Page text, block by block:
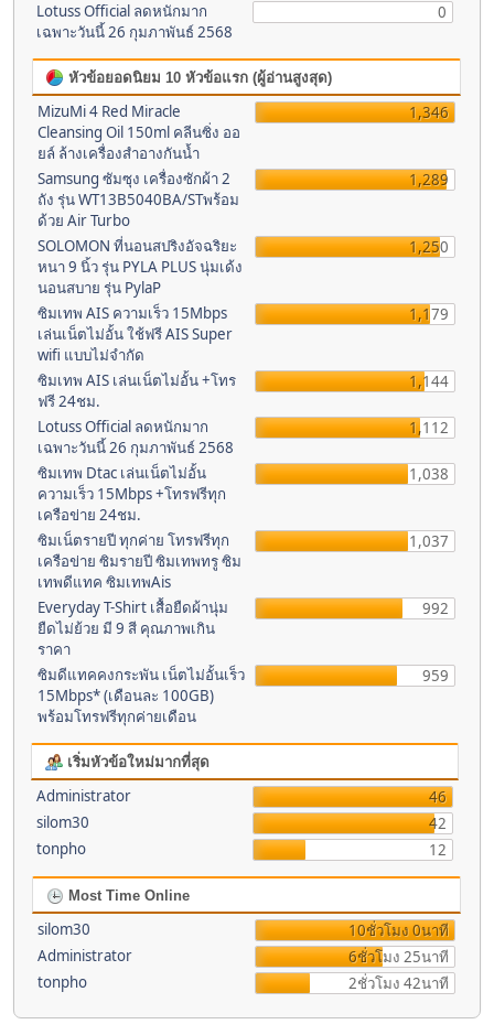
Lotuss Official ลดหนักมาก
เฉพาะวันนี้ 26 กุมภาพันธ์ 2568
0
หัวข้อยอดนิยม 10 หัวข้อแรก (ผู้อ่านสูงสุด)
MizuMi 4 Red Miracle
Cleansing Oil 150ml คลีนซิ่ง ออ
ยล์ ล้างเครื่องสำอางกันน้ำ
1,346
Samsung ซัมซุง เครื่องซักผ้า 2
ถัง รุ่น WT13B5040BA/STพร้อม
ด้วย Air Turbo
1,289
SOLOMON ที่นอนสปริงอัจฉริยะ
หนา 9 นิ้ว รุ่น PYLA PLUS นุ่มเด้ง
นอนสบาย รุ่น PylaP
1,250
ซิมเทพ AIS ความเร็ว 15Mbps
เล่นเน็ตไม่อั้น ใช้ฟรี AIS Super
wifi แบบไม่จำกัด
1,179
ซิมเทพ AIS เล่นเน็ตไม่อั้น +โทร
ฟรี 24ชม.
1,144
Lotuss Official ลดหนักมาก
เฉพาะวันนี้ 26 กุมภาพันธ์ 2568
1,112
ซิมเทพ Dtac เล่นเน็ตไม่อั้น
ความเร็ว 15Mbps +โทรฟรีทุก
เครือข่าย 24ชม.
1,038
ซิมเน็ตรายปี ทุกค่าย โทรฟรีทุก
เครือข่าย ซิมรายปี ซิมเทพทรู ซิม
เทพดีแทค ซิมเทพAis
1,037
Everyday T-Shirt เสื้อยืดผ้านุ่ม
ยืดไม่ย้วย มี 9 สี คุณภาพเกิน
ราคา
992
ซิมดีแทคคงกระพัน เน็ตไม่อั้นเร็ว
15Mbps* (เดือนละ 100GB)
พร้อมโทรฟรีทุกค่ายเดือน
959
เริ่มหัวข้อใหม่มากที่สุด
Administrator
46
silom30
42
tonpho
12
Most Time Online
silom30
10ชั่วโมง 0นาที
Administrator
6ชั่วโมง 25นาที
tonpho
2ชั่วโมง 42นาที